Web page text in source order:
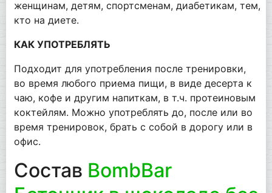
женщинам, детям, спортсменам, диабетикам, тем,
кто на диете.
КАК УПОТРЕБЛЯТЬ
Подходит для употребления после тренировки,
во время любого приема пищи, в виде десерта к
чаю, кофе и другим напиткам, в т.ч. протеиновым
коктейлям. Можно употреблять до, после или во
время тренировок, брать с собой в дорогу или в
офис.
Состав BombBar